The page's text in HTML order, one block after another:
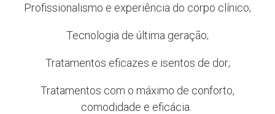
Profissionalismo e experiência do corpo clínico;
Tecnologia de última geração;
Tratamentos eficazes e isentos de dor;
Tratamentos com o máximo de conforto,
comodidade e eficácia.